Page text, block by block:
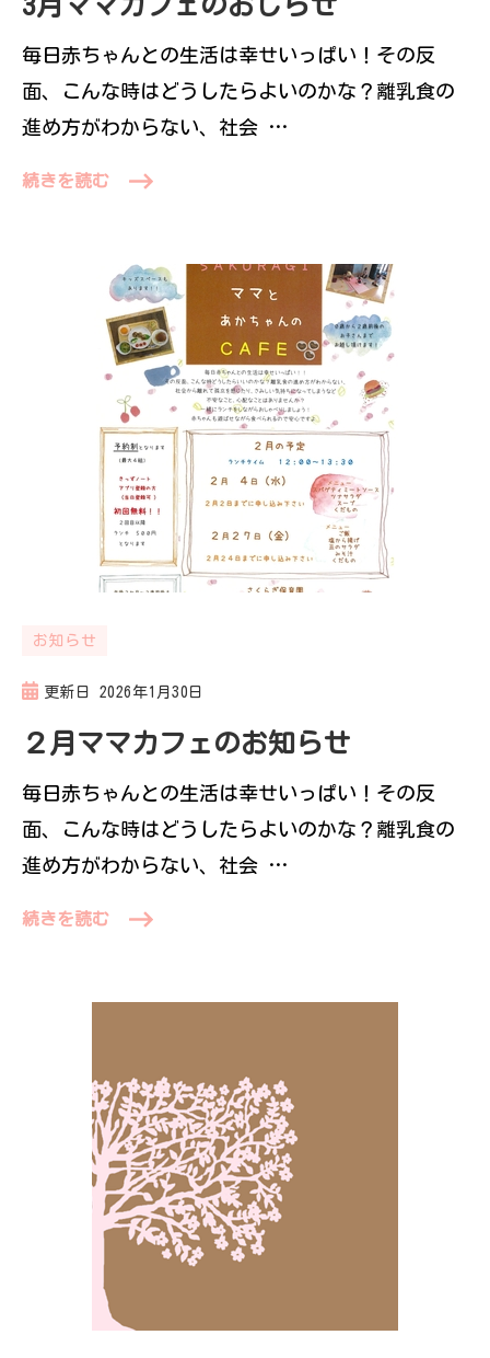
毎日赤ちゃんとの生活は幸せいっぱい！その反
面、こんな時はどうしたらよいのかな？離乳食の
進め方がわからない、社会 …
続きを読む
更新日 2026年1月30日
お知らせ
２月ママカフェのお知らせ
毎日赤ちゃんとの生活は幸せいっぱい！その反
面、こんな時はどうしたらよいのかな？離乳食の
進め方がわからない、社会 …
続きを読む